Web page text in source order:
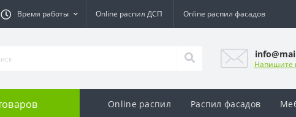
Время работы Online распил ДСП Online распил фасадов
Напишите
Online распил Распил фасадов